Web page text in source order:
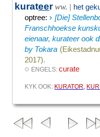
kurateer ww. | het
optree:› [Die]
Franschhoekse
eienaar, kurateer ook
by Tokara
2017).
◌ ENGELS:curate
KYK OOK: KURATOR